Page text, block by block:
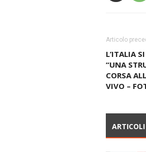
Articolo
L’ITALIA
“UNA
CORSA
VIVO –